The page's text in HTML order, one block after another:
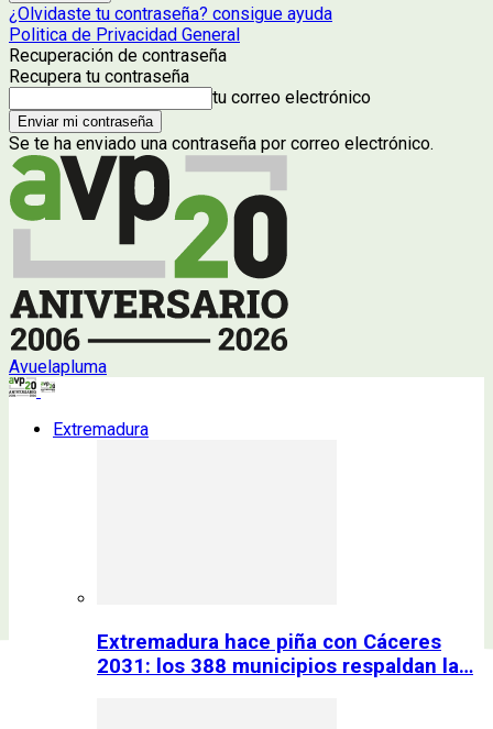
¿Olvidaste tu contraseña? consigue ayuda
Politica de Privacidad General
Recuperación de contraseña
Recupera tu contraseña
tu correo electrónico
Se te ha enviado una contraseña por correo electrónico.
Avuelapluma
Extremadura
Extremadura hace piña con Cáceres
2031: los 388 municipios respaldan la…